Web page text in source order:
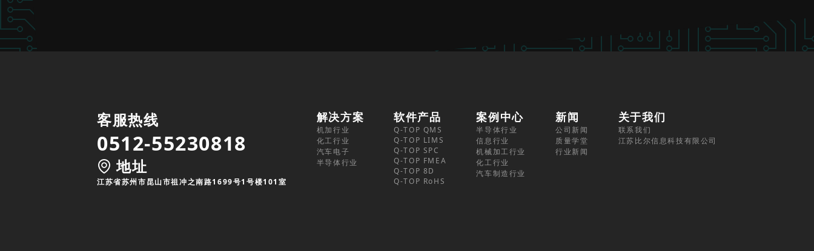
客服热线
0512-55230818
地址
江苏省苏州市昆山市祖冲之南路1699号1号楼101室
解决方案
机加行业
化工行业
汽车电子
半导体行业
软件产品
Q-TOP QMS
Q-TOP LIMS
Q-TOP SPC
Q-TOP FMEA
Q-TOP 8D
Q-TOP RoHS
案例中心
半导体行业
信息行业
机械加工行业
化工行业
汽车制造行业
新闻
公司新闻
质量学堂
行业新闻
关于我们
联系我们
江苏比尔信息科技有限公司